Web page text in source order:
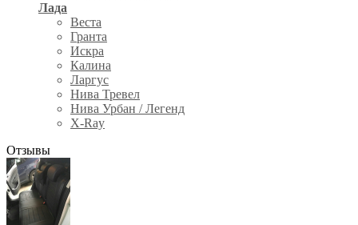
Лада
Веста
Гранта
Искра
Калина
Ларгус
Нива Тревел
Нива Урбан / Легенд
X-Ray
Отзывы